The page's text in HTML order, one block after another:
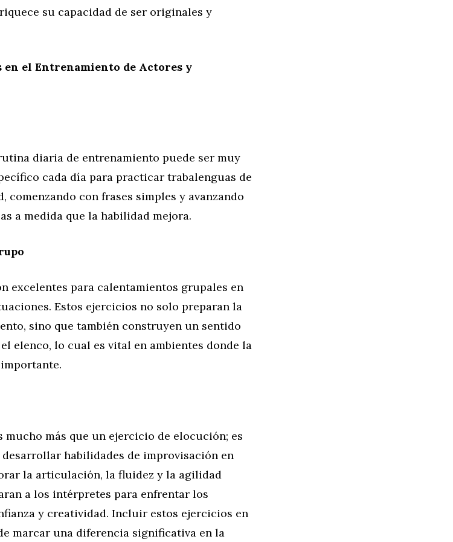
su capacidad de ser originales y
el Entrenamiento de Actores y
diaria de entrenamiento puede ser muy
cada día para practicar trabalenguas de
con frases simples y avanzando
a medida que la habilidad mejora.
excelentes para calentamientos grupales en
Estos ejercicios no solo preparan la
sino que también construyen un sentido
elenco, lo cual es vital en ambientes donde la
mucho más que un ejercicio de elocución; es
habilidades de improvisación en
la articulación, la fluidez y la agilidad
a los intérpretes para enfrentar los
y creatividad. Incluir estos ejercicios en
marcar una diferencia significativa en la